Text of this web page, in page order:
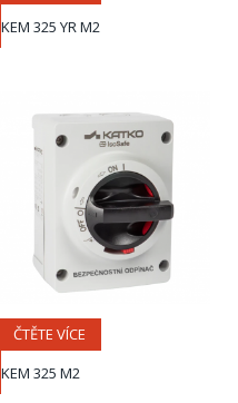
KEM 325 YR M2
ČTĚTE VÍCE
KEM 325 M2